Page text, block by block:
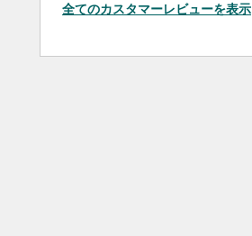
全てのカスタマーレビューを表示